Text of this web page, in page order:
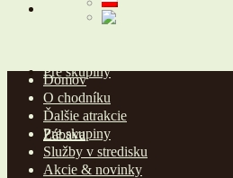
Ako k nám
Pre skupiny
Zábava
Domov
O chodníku
Ďalšie atrakcie
Pre skupiny
Služby v stredisku
Akcie & novinky